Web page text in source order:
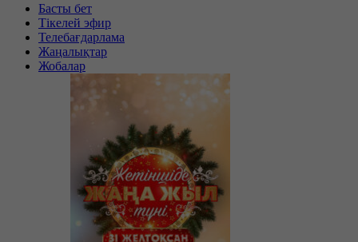
Басты бет
Тікелей эфир
Телебағдарлама
Жаңалықтар
Жобалар